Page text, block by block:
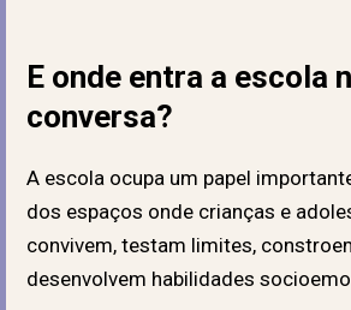
E onde entra a escola
conversa?
A escola ocupa um papel
dos espaços onde crianças e
convivem, testam limites,
desenvolvem habilidades